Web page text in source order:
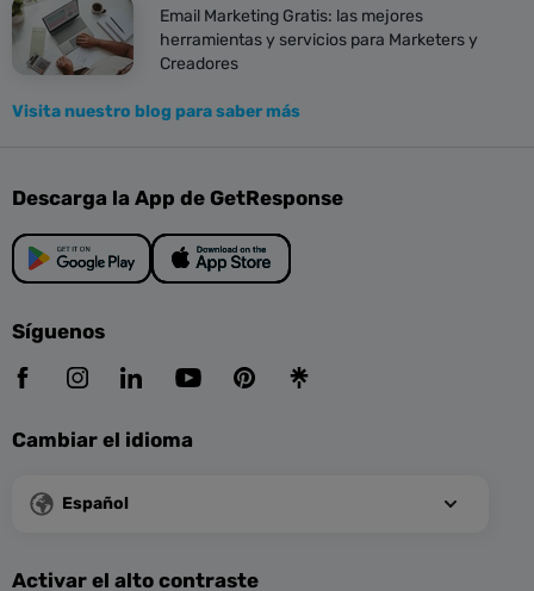
Email Marketing Gratis: las mejores
herramientas y servicios para Marketers y
Creadores
Visita nuestro blog para saber más
Descarga la App de GetResponse
Síguenos
Cambiar el idioma
Español
Activar el alto contraste